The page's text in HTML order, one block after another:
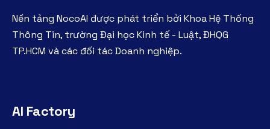
Nền tảng NocoAI được phát triển bởi Khoa Hệ Thống
Thông Tin, trường Đại học Kinh tế - Luật, ĐHQG
TP.HCM và các đối tác Doanh nghiệp.
AI Factory